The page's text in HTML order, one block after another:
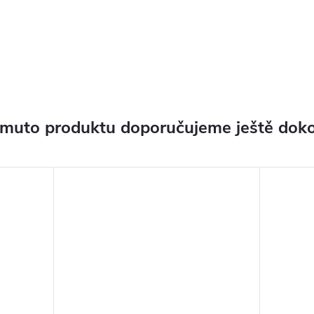
produktu doporučujeme ještě